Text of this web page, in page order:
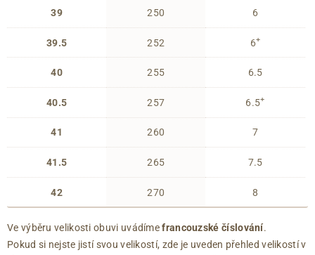
39
39.5
40
40.5
41
41.5
42
250
252
255
257
260
265
270
6
6+
6.5
6.5+
7
7.5
8
Ve výběru velikosti obuvi uvádímefrancouzské číslování.
Pokud si nejste jistí svou velikostí, zde je uveden přehled velikostí v